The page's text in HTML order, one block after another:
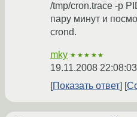
/tmp/cron.trace -p
пару минут и
crond.
mky ★★★★★
19.11.2008
Показать ответ